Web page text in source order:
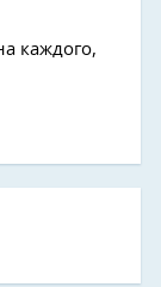
каждого,